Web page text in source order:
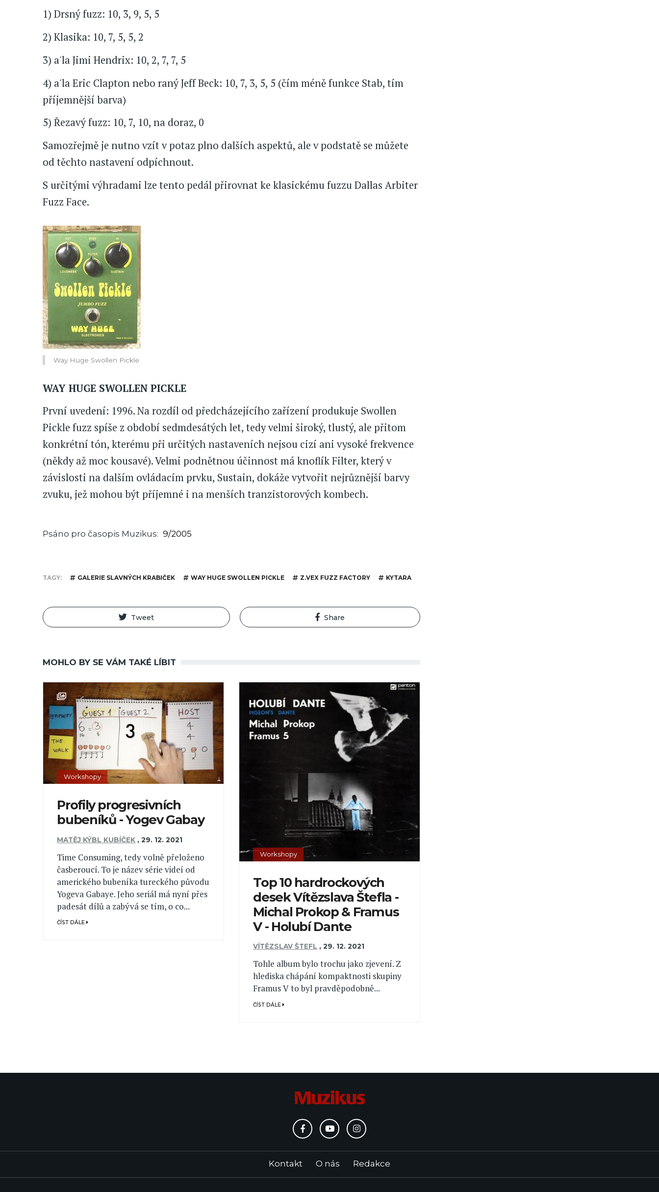
1) Drsný fuzz: 10, 3, 9, 5, 5
2) Klasika: 10, 7, 5, 5, 2
3) a'la Jimi Hendrix: 10, 2, 7, 7, 5
4) a'la Eric Clapton nebo raný Jeff Beck: 10, 7, 3, 5, 5 (čím méně funkce Stab, tím
příjemnější barva)
5) Řezavý fuzz: 10, 7, 10, na doraz, 0
Samozřejmě je nutno vzít v potaz plno dalších aspektů, ale v podstatě se můžete
od těchto nastavení odpíchnout.
S určitými výhradami lze tento pedál přirovnat ke klasickému fuzzu Dallas Arbiter
Fuzz Face.
Way Huge Swollen Pickle
WAY HUGE SWOLLEN PICKLE
První uvedení: 1996. Na rozdíl od předcházejícího zařízení produkuje Swollen
Pickle fuzz spíše z období sedmdesátých let, tedy velmi široký, tlustý, ale přitom
konkrétní tón, kterému při určitých nastaveních nejsou cizí ani vysoké frekvence
(někdy až moc kousavé). Velmi podnětnou účinnost má knoflík Filter, který v
závislosti na dalším ovládacím prvku, Sustain, dokáže vytvořit nejrůznější barvy
zvuku, jež mohou být příjemné i na menších tranzistorových kombech.
Psáno pro časopis Muzikus 9/2005
TAGY GALERIE SLAVNÝCH KRABIČEK WAY HUGE SWOLLEN PICKLE Z.VEX FUZZ FACTORY KYTARA
Tweet Share
MOHLO BY SE VÁM TAKÉ LÍBIT
Workshopy
Profily progresivních
bubeníků - Yogev Gabay
MATĚJ KÝBL KUBÍČEK ,29. 12. 2021
Time Consuming, tedy volně přeloženo
časberoucí. To je název série videí od
amerického bubeníka tureckého původu
Yogeva Gabaye. Jeho seriál má nyní přes
padesát dílů a zabývá se tím, o co...
ČÍST DÁLE
Workshopy
Top 10 hardrockových
desek Vítězslava Štefla -
Michal Prokop & Framus
V - Holubí Dante
VÍTĚZSLAV ŠTEFL ,29. 12. 2021
Tohle album bylo trochu jako zjevení. Z
hlediska chápání kompaktnosti skupiny
Framus V to byl pravděpodobně...
ČÍST DÁLE
Kontakt O nás Redakce